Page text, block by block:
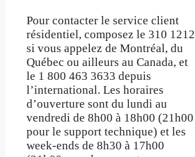
Pour contacter le service client
résidentiel, composez le 310 1212
si vous appelez de Montréal, du
Québec ou ailleurs au Canada, et
le 1 800 463 3633 depuis
l’international. Les horaires
d’ouverture sont du lundi au
vendredi de 8h00 à 18h00 (21h00
pour le support technique) et les
week-ends de 8h30 à 17h00